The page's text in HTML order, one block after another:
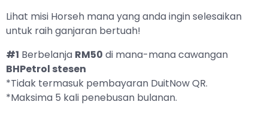
Lihat misi Horseh mana yang anda ingin selesaikan
untuk raih ganjaran bertuah!
#1 Berbelanja RM50 di mana-mana cawangan
BHPetrol stesen
*Tidak termasuk pembayaran DuitNow QR.
*Maksima 5 kali penebusan bulanan.